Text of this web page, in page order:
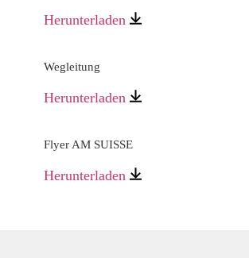
Herunterladen
Wegleitung
Herunterladen
Flyer AM SUISSE
Herunterladen